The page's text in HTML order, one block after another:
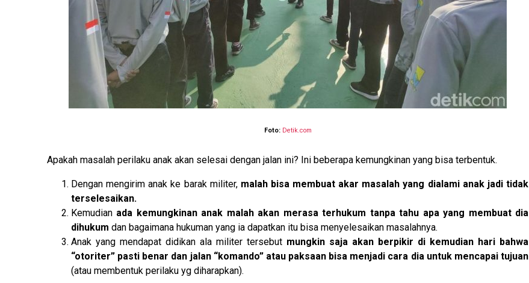
Foto: Detik.com
Apakah masalah perilaku anak akan selesai dengan jalan ini? Ini beberapa kemungkinan yang bisa terbentuk.
Dengan mengirim anak ke barak militer, malah bisa membuat akar masalah yang dialami anak jadi tidak
terselesaikan.
Kemudian ada kemungkinan anak malah akan merasa terhukum tanpa tahu apa yang membuat dia
dihukum dan bagaimana hukuman yang ia dapatkan itu bisa menyelesaikan masalahnya.
Anak yang mendapat didikan ala militer tersebut mungkin saja akan berpikir di kemudian hari bahwa
“otoriter” pasti benar dan jalan “komando” atau paksaan bisa menjadi cara dia untuk mencapai tujuan
(atau membentuk perilaku yg diharapkan).